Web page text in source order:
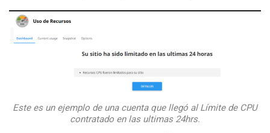
Este es un ejemplo de una cuenta que llegó al Límite de CPU
contratado en las ultimas 24hrs.